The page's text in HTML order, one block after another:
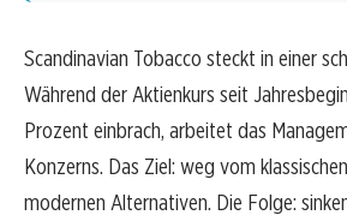
Scandinavian Tobacco steckt in einer
Während der Aktienkurs seit
Prozent einbrach, arbeitet das
Konzerns. Das Ziel: weg vom
modernen Alternativen. Die Folge: